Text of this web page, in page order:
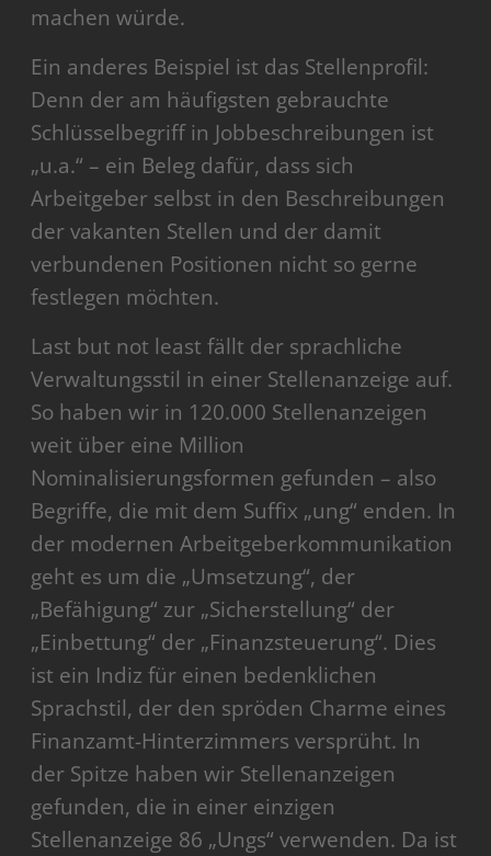
machen würde.
Ein anderes Beispiel ist das Stellenprofil:
Denn der am häufigsten gebrauchte
Schlüsselbegriff in Jobbeschreibungen ist
„u.a.“ – ein Beleg dafür, dass sich
Arbeitgeber selbst in den Beschreibungen
der vakanten Stellen und der damit
verbundenen Positionen nicht so gerne
festlegen möchten.
Last but not least fällt der sprachliche
Verwaltungsstil in einer Stellenanzeige auf.
So haben wir in 120.000 Stellenanzeigen
weit über eine Million
Nominalisierungsformen gefunden – also
Begriffe, die mit dem Suffix „ung“ enden. In
der modernen Arbeitgeberkommunikation
geht es um die „Umsetzung“, der
„Befähigung“ zur „Sicherstellung“ der
„Einbettung“ der „Finanzsteuerung“. Dies
ist ein Indiz für einen bedenklichen
Sprachstil, der den spröden Charme eines
Finanzamt-Hinterzimmers versprüht. In
der Spitze haben wir Stellenanzeigen
gefunden, die in einer einzigen
Stellenanzeige 86 „Ungs“ verwenden. Da ist